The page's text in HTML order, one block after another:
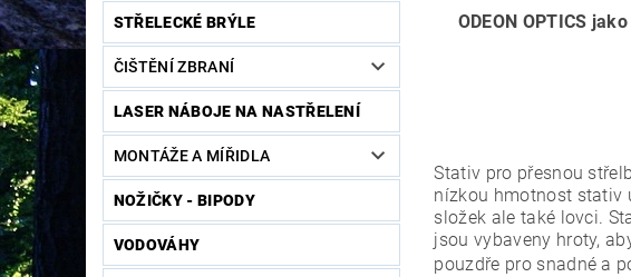
STŘELECKÉ BRÝLE
ČIŠTĚNÍ ZBRANÍ
LASER NÁBOJE NA NASTŘELENÍ
MONTÁŽE A MÍŘIDLA
NOŽIČKY - BIPODY
VODOVÁHY
ODEON OPTICS
Stativ pro přesnou
nízkou hmotnost stativ
složek ale také lovci.
jsou vybaveny hroty,
pouzdře pro snadné a